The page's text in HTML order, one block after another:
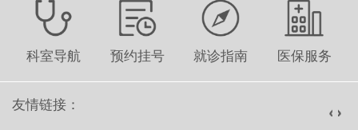
科室导航 预约挂号 就诊指南 医保服务
友情链接：